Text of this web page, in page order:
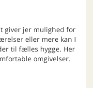
giver jer mulighed for
eller mere kan I
til fælles hygge. Her
omgivelser.